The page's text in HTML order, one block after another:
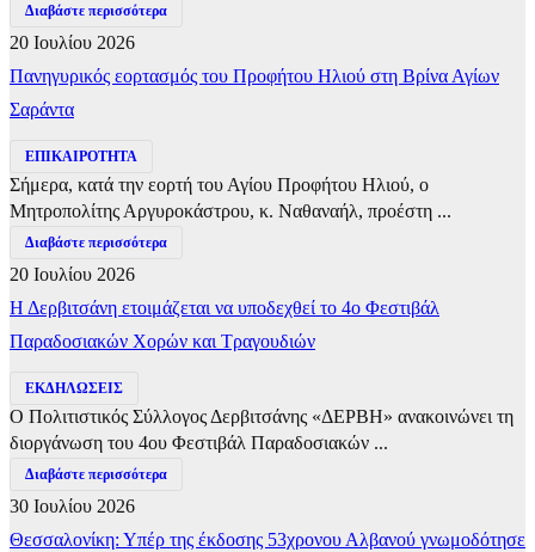
Διαβάστε περισσότερα
20 Ιουλίου 2026
Πανηγυρικός εορτασμός του Προφήτου Ηλιού στη Βρίνα Αγίων
Σαράντα
ΕΠΙΚΑΙΡΟΤΗΤΑ
Σήμερα, κατά την εορτή του Αγίου Προφήτου Ηλιού, ο
Μητροπολίτης Αργυροκάστρου, κ. Ναθαναήλ, προέστη ...
Διαβάστε περισσότερα
20 Ιουλίου 2026
Η Δερβιτσάνη ετοιμάζεται να υποδεχθεί το 4ο Φεστιβάλ
Παραδοσιακών Χορών και Τραγουδιών
ΕΚΔΗΛΩΣΕΙΣ
Ο Πολιτιστικός Σύλλογος Δερβιτσάνης «ΔΕΡΒΗ» ανακοινώνει τη
διοργάνωση του 4ου Φεστιβάλ Παραδοσιακών ...
Διαβάστε περισσότερα
30 Ιουλίου 2026
Θεσσαλονίκη: Υπέρ της έκδοσης 53χρονου Αλβανού γνωμοδότησε